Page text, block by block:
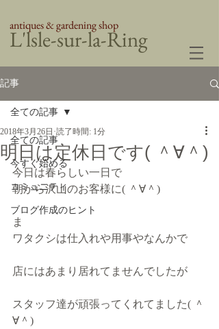
​L'lsle-sur-la-Ring
antiques & gardening shop
記事
全ての記事
今すぐ始める
コミュニティ
ブログ作成のヒント
全ての記事
明日は定休日です( ＾∀＾)
2018年3月26日 読了時間: 1分
今日は春らしい一日で
朝から沢山のお客様に( ＾∀＾)
ま
ワタクシは仕入れや用事やなんかで
店にはあまり居れてませんでしたが
スタッフ達が頑張ってくれてました( ＾
∀＾)